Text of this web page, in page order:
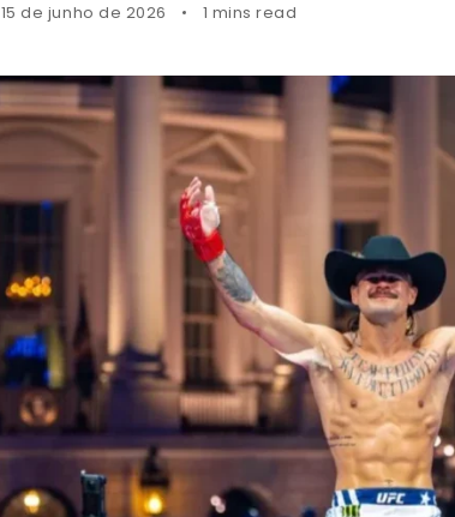
15 de junho de 2026 1 mins read